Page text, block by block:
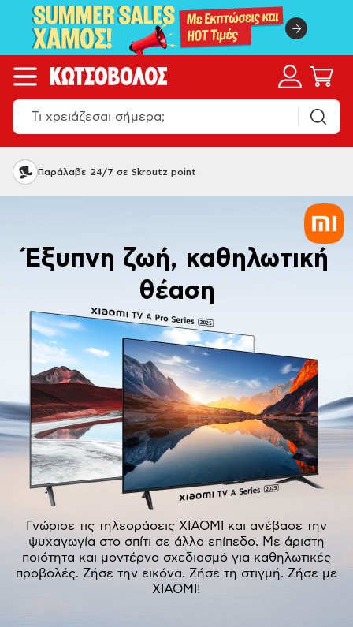
Όπου και να 'σαι, Κωτσόβολος
Έξυπνη ζωή, καθηλωτική
θέαση
Γνώρισε τις τηλεοράσεις XIAOMI και ανέβασε την
ψυχαγωγία στο σπίτι σε άλλο επίπεδο. Με άριστη
ποιότητα και μοντέρνο σχεδιασμό για καθηλωτικές
προβολές. Ζήσε την εικόνα. Ζήσε τη στιγμή. Ζήσε με
XIAOMI!